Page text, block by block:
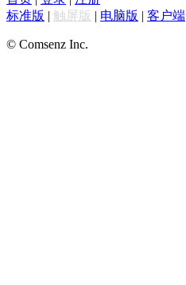
标准版 | 触屏版 | 电脑版 | 客户端
© Comsenz Inc.